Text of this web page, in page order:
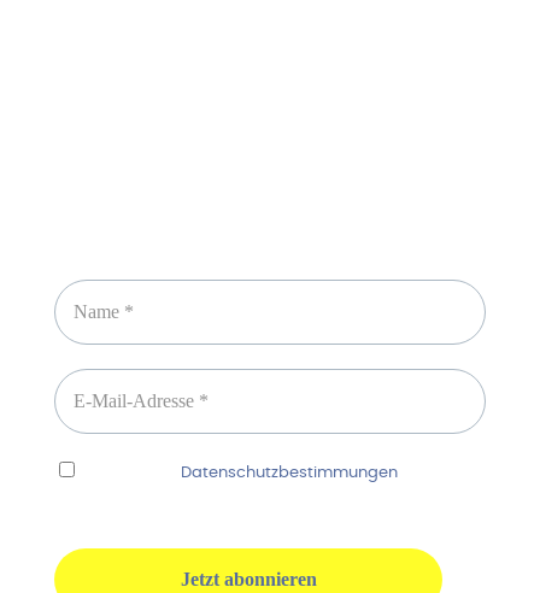
Datenschutzbestimmungen